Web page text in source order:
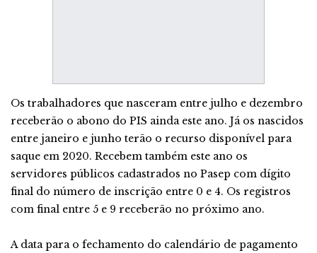
Os trabalhadores que nasceram entre julho e dezembro
receberão o abono do PIS ainda este ano. Já os nascidos
entre janeiro e junho terão o recurso disponível para
saque em 2020. Recebem também este ano os
servidores públicos cadastrados no Pasep com dígito
final do número de inscrição entre 0 e 4. Os registros
com final entre 5 e 9 receberão no próximo ano.
A data para o fechamento do calendário de pagamento